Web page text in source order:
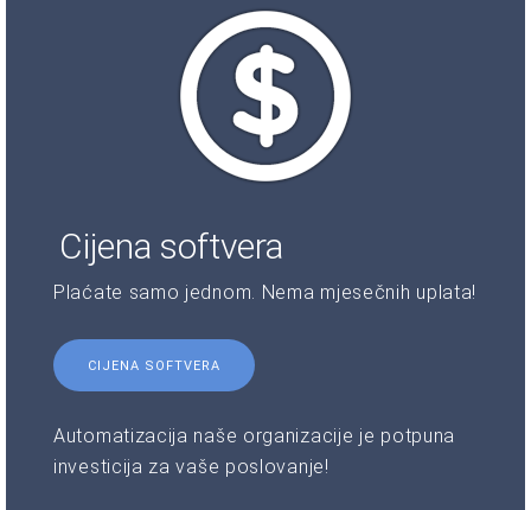
Cijena softvera
Plaćate samo jednom. Nema mjesečnih uplata!
CIJENA SOFTVERA
Automatizacija naše organizacije je potpuna
investicija za vaše poslovanje!